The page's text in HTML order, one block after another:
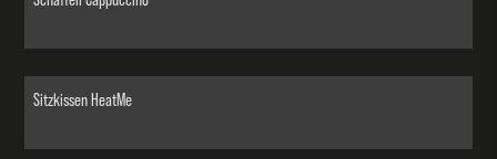
Sitzkissen HeatMe